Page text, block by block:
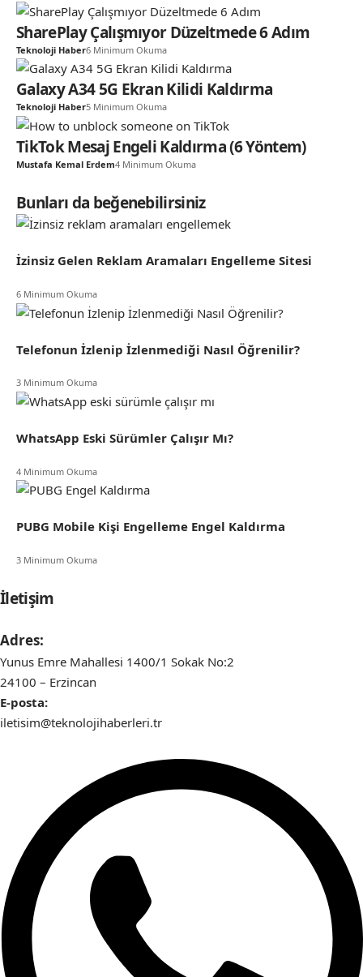
SharePlay Çalışmıyor Düzeltmede 6 Adım
Teknoloji Haber6 Minimum Okuma
Galaxy A34 5G Ekran Kilidi Kaldırma
Teknoloji Haber5 Minimum Okuma
TikTok Mesaj Engeli Kaldırma (6 Yöntem)
Mustafa Kemal Erdem4 Minimum Okuma
Bunları da beğenebilirsiniz
İzinsiz Gelen Reklam Aramaları Engelleme Sitesi
6 Minimum Okuma
Telefonun İzlenip İzlenmediği Nasıl Öğrenilir?
3 Minimum Okuma
WhatsApp Eski Sürümler Çalışır Mı?
4 Minimum Okuma
PUBG Mobile Kişi Engelleme Engel Kaldırma
3 Minimum Okuma
İletişim
Adres:
Yunus Emre Mahallesi 1400/1 Sokak No:2
24100 – Erzincan
E-posta:
iletisim@teknolojihaberleri.tr